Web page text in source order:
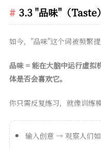
3.3 "品味"（
如今，"品味"这个词被频繁
品味 = 能在大脑中运行虚
体是否会喜欢它。
你只需反复练习，就像训练模
输入创意 → 观察人们